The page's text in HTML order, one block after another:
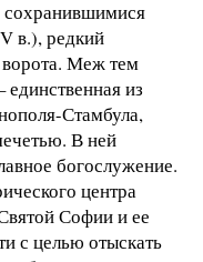
в.), редкий
ворота. Меж тем
из
Стамбула,
В ней
богослужение.
центра
Софии и ее
с целью отыскать